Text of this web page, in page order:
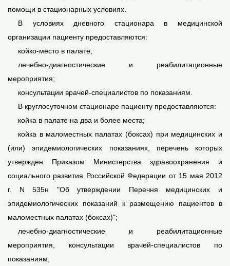
помощи в стационарных условиях.
В условиях дневного стационара в медицинской
организации пациенту предоставляются:
койко-место в палате;
лечебно-диагностические и реабилитационные
мероприятия;
консультации врачей-специалистов по показаниям.
В круглосуточном стационаре пациенту предоставляются:
койка в палате на два и более места;
койка в маломестных палатах (боксах) при медицинских и
(или) эпидемиологических показаниях, перечень которых
утвержден Приказом Министерства здравоохранения и
социального развития Российской Федерации от 15 мая 2012
г. N 535н "Об утверждении Перечня медицинских и
эпидемиологических показаний к размещению пациентов в
маломестных палатах (боксах)";
лечебно-диагностические и реабилитационные
мероприятия, консультации врачей-специалистов по
показаниям;